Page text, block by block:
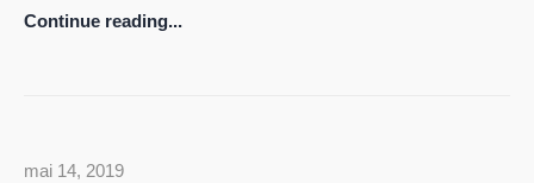
Continue reading...
mai 14, 2019